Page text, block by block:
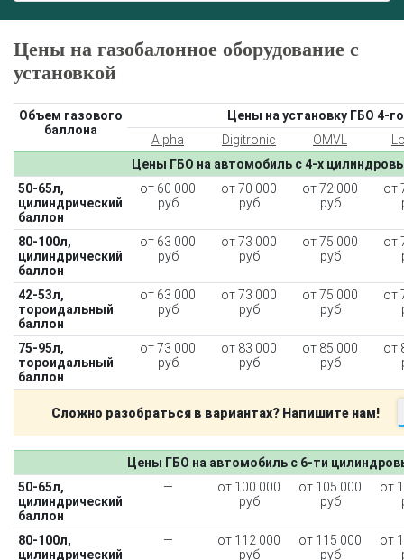
Цены на газобалонное оборудование с
установкой
Объем газового
баллона
Цены на установку ГБО 4-
Alpha
Digitronic OMVL
Цены ГБО на автомобиль с 4-х
50-65л,
цилиндрический
баллон
от 60 000
руб
от 70 000
руб
от 72 000
руб
от
80-100л,
цилиндрический
баллон
от 63 000
руб
от 73 000
руб
от 75 000
руб
от
42-53л,
тороидальный
баллон
от 63 000
руб
от 73 000
руб
от 75 000
руб
от
75-95л,
тороидальный
баллон
от 73 000
руб
от 83 000
руб
от 85 000
руб
от
Сложно разобраться в вариантах? Напишите нам!
Цены ГБО на автомобиль с 6-ти
50-65л,
цилиндрический
баллон
—
от 100 000
руб
от 105 000
руб
от
80-100л,
цилиндрический
—
от 112 000
руб
от 115 000
руб
от